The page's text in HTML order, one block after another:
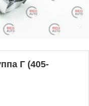
Г (405-